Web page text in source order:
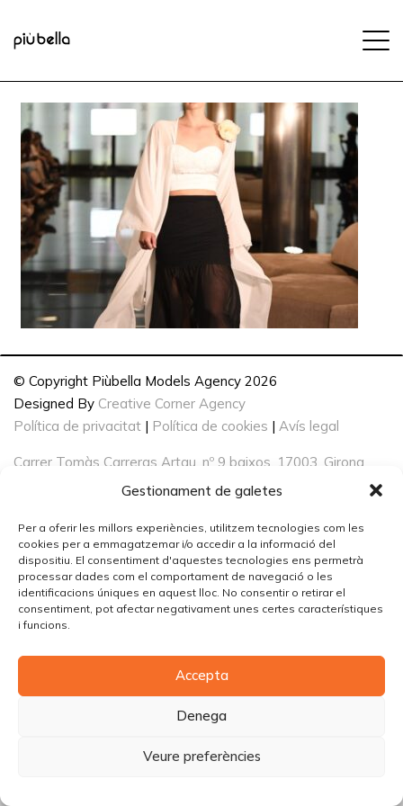
Gestionament de galetes
Per a oferir les millors experiències, utilitzem tecnologies com les
cookies per a emmagatzemar i/o accedir a la informació del
dispositiu. El consentiment d'aquestes tecnologies ens permetrà
processar dades com el comportament de navegació o les
identificacions úniques en aquest lloc. No consentir o retirar el
consentiment, pot afectar negativament unes certes característiques
i funcions.
Accepta
Denega
Veure preferències
© Copyright Piùbella Models Agency 2026
Designed By Creative Corner Agency
Política de privacitat | Política de cookies | Avís legal
Carrer Tomàs Carreras Artau, nº 9 baixos, 17003, Girona